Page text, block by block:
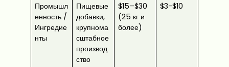
Промышл
енность /
Ингредие
нты
Пищевые
добавки,
крупнома
сштабное
производ
ство
$15–$30
(25 кг и
более)
$3-$10